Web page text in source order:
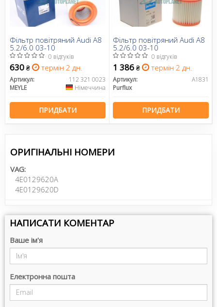
Фільтр повітряний Audi A8
5.2/6.0 03-10
0 відгуків
630 ₴ термін 2 дн.
Артикул:
112 321 0023
MEYLE
Німеччина
ПРИДБАТИ
Фільтр повітряний Audi A8
5.2/6.0 03-10
0 відгуків
1 386 ₴ термін 2 дн.
Артикул:
A1831
Purflux
ПРИДБАТИ
ОРИГІНАЛЬНІ НОМЕРИ
VAG:
4E0129620A
4E0129620D
НАПИСАТИ КОМЕНТАР
Ваше ім'я
Електронна пошта